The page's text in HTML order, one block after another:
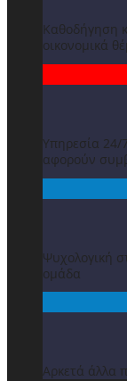
Καθοδήγηση
οικονομικά
Υπηρεσία 24/
αφορούν
Ψυχολογική
ομάδα
Αρκετά άλλα